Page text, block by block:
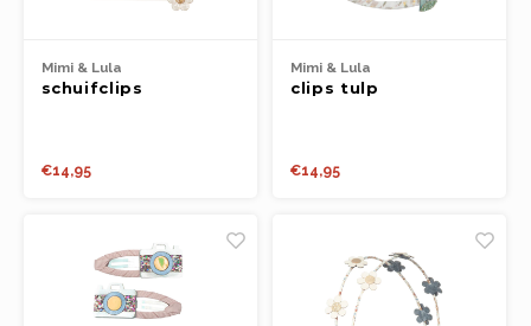
Mimi & Lula
schuifclips
€14,95
Mimi & Lula
clips tulp
€14,95